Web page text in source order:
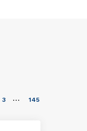
3 … 145